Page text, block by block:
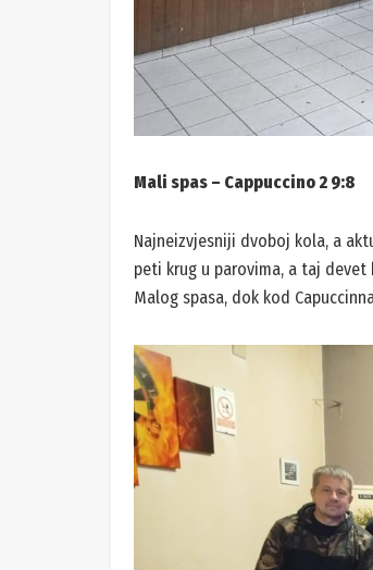
Mali spas – Cappuccino 2 9:8
Najneizvjesniji dvoboj kola, a
peti krug u parovima, a taj
Malog spasa, dok kod